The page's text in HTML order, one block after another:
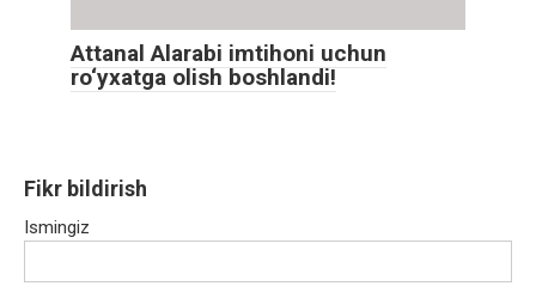
Attanal Alarabi imtihoni uchun
ro‘yxatga olish boshlandi!
Fikr bildirish
Ismingiz